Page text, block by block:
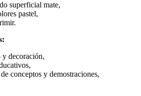
superficial mate,
pastel,
decoración,
conceptos y demostraciones,